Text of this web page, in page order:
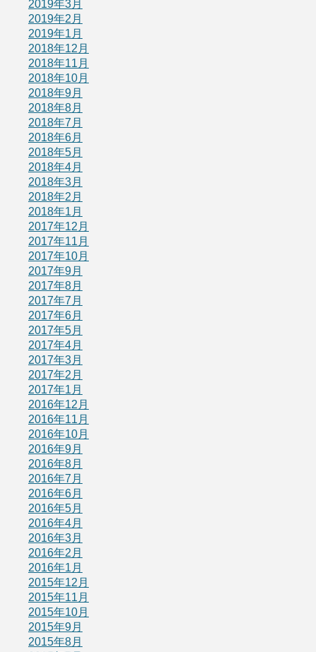
2019年3月
2019年2月
2019年1月
2018年12月
2018年11月
2018年10月
2018年9月
2018年8月
2018年7月
2018年6月
2018年5月
2018年4月
2018年3月
2018年2月
2018年1月
2017年12月
2017年11月
2017年10月
2017年9月
2017年8月
2017年7月
2017年6月
2017年5月
2017年4月
2017年3月
2017年2月
2017年1月
2016年12月
2016年11月
2016年10月
2016年9月
2016年8月
2016年7月
2016年6月
2016年5月
2016年4月
2016年3月
2016年2月
2016年1月
2015年12月
2015年11月
2015年10月
2015年9月
2015年8月